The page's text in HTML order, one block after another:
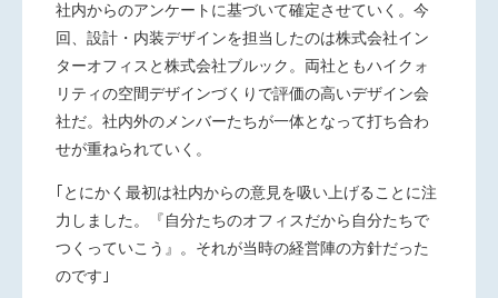
社内からのアンケートに基づいて確定させていく。今
回、設計・内装デザインを担当したのは株式会社イン
ターオフィスと株式会社ブルック。両社ともハイクォ
リティの空間デザインづくりで評価の高いデザイン会
社だ。社内外のメンバーたちが一体となって打ち合わ
せが重ねられていく。
｢とにかく最初は社内からの意見を吸い上げることに注
力しました。『自分たちのオフィスだから自分たちで
つくっていこう』。それが当時の経営陣の方針だった
のです｣